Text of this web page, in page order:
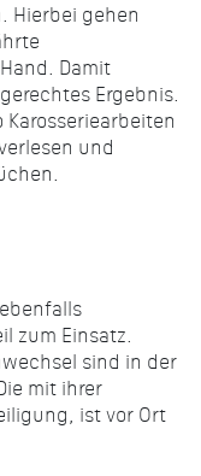
Hierbei gehen
Damit
Ergebnis.
und
zum Einsatz.
sind in der
mit ihrer
ist vor Ort